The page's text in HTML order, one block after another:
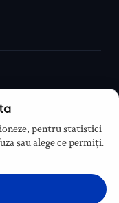
pentru statistici
sau alege ce permiți.